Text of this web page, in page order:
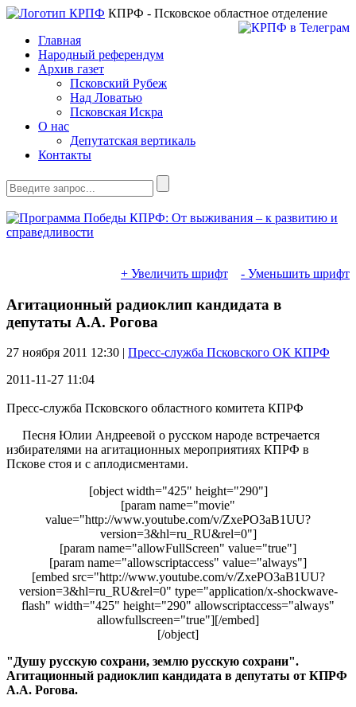
КПРФ - Псковское областное отделение
Главная
Народный референдум
Архив газет
Псковский Рубеж
Над Ловатью
Псковская Искра
О нас
Депутатская вертикаль
Контакты
+ Увеличить шрифт - Уменьшить шрифт
Агитационный радиоклип кандидата в
депутаты А.А. Рогова
27 ноября 2011 12:30 | Пресс-служба Псковского ОК КПРФ
2011-11-27 11:04
Пресс-служба Псковского областного комитета КПРФ
Песня Юлии Андреевой о русском народе встречается
избирателями на агитационных мероприятиях КПРФ в
Пскове стоя и с аплодисментами.
[object width="425" height="290"]
[param name="movie"
value="http://www.youtube.com/v/ZxePO3aB1UU?
version=3&hl=ru_RU&rel=0"]
[param name="allowFullScreen" value="true"]
[param name="allowscriptaccess" value="always"]
[embed src="http://www.youtube.com/v/ZxePO3aB1UU?
version=3&hl=ru_RU&rel=0" type="application/x-shockwave-
flash" width="425" height="290" allowscriptaccess="always"
allowfullscreen="true"][/embed]
[/object]
"Душу русскую сохрани, землю русскую сохрани".
Агитационный радиоклип кандидата в депутаты от КПРФ
А.А. Рогова.